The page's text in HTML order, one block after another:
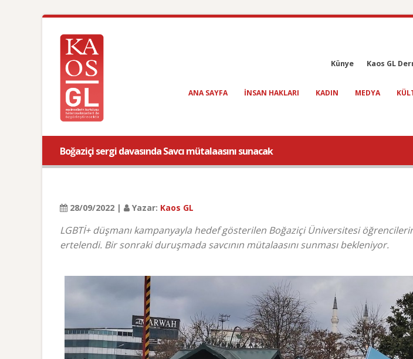
Künye Kaos GL
ANA SAYFA INSAN HAKLARI KADIN MEDYA
Boğaziçi sergi davasında Savcı mütalaasını sunacak
28/09/2022 | Yazar: Kaos GL
LGBTİ+ düşmanı kampanyayla hedef gösterilen Boğaziçi Üniversitesi
ertelendi. Bir sonraki duruşmada savcının mütalaasını sunması bekleniyor.